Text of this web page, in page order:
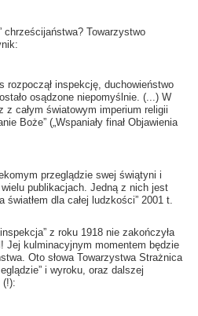
Towarzystwo
inspekcję, duchowieństwo
osądzone niepomyślnie. (...) W
z całym światowym imperium religii
Boże” („Wspaniały finał Objawienia
przeglądzie swej świątyni i
publikacjach. Jedną z nich jest
dla całej ludzkości” 2001 t.
z roku 1918 nie zakończyła
Jej kulminacyjnym momentem będzie
Oto słowa Towarzystwa Strażnica
i wyroku, oraz dalszej
(!):